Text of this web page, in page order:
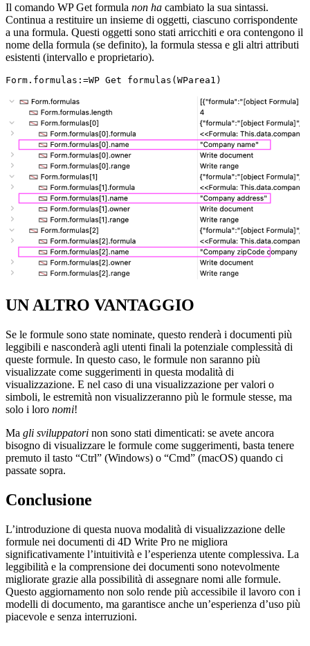
Il comando WP Get formula non ha cambiato la sua sintassi.
Continua a restituire un insieme di oggetti, ciascuno corrispondente
a una formula. Questi oggetti sono stati arricchiti e ora contengono il
nome della formula (se definito), la formula stessa e gli altri attributi
esistenti (intervallo e proprietario).
Form.formulas:=WP Get formulas(WParea1)
UN ALTRO VANTAGGIO
Se le formule sono state nominate, questo renderà i documenti più
leggibili e nasconderà agli utenti finali la potenziale complessità di
queste formule. In questo caso, le formule non saranno più
visualizzate come suggerimenti in questa modalità di
visualizzazione. E nel caso di una visualizzazione per valori o
simboli, le estremità non visualizzeranno più le formule stesse, ma
solo i loro nomi!
Ma gli sviluppatori non sono stati dimenticati: se avete ancora
bisogno di visualizzare le formule come suggerimenti, basta tenere
premuto il tasto “Ctrl” (Windows) o “Cmd” (macOS) quando ci
passate sopra.
Conclusione
L’introduzione di questa nuova modalità di visualizzazione delle
formule nei documenti di 4D Write Pro ne migliora
significativamente l’intuitività e l’esperienza utente complessiva. La
leggibilità e la comprensione dei documenti sono notevolmente
migliorate grazie alla possibilità di assegnare nomi alle formule.
Questo aggiornamento non solo rende più accessibile il lavoro con i
modelli di documento, ma garantisce anche un’esperienza d’uso più
piacevole e senza interruzioni.